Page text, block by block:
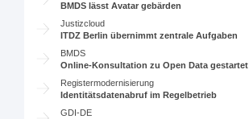
BMDS lässt Avatar gebärden
Justizcloud
ITDZ Berlin übernimmt zentrale Aufgaben
BMDS
Online-Konsultation zu Open Data gestartet
Registermodernisierung
Identitätsdatenabruf im Regelbetrieb
GDI-DE